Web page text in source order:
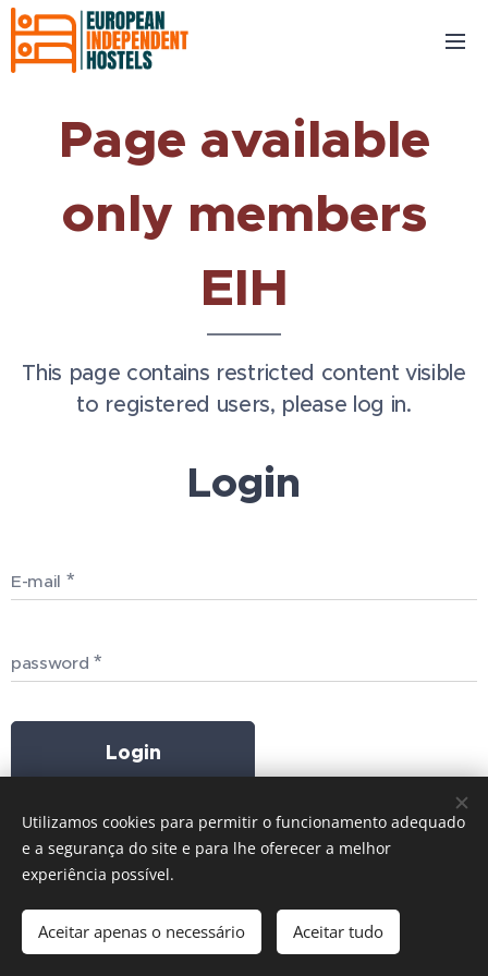
Page available
only members
EIH
This page contains restricted content visible
to registered users, please log in.
Login
E-mail
password
Login
European Independent Hostels
Cookies
Utilizamos cookies para permitir o funcionamento adequado
e a segurança do site e para lhe oferecer a melhor
experiência possível.
Aceitar apenas o necessário Aceitar tudo